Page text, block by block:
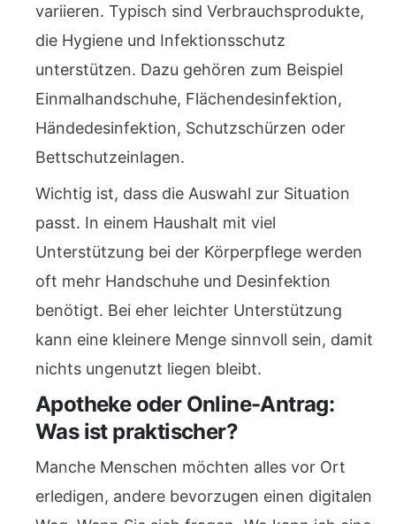
variieren. Typisch sind Verbrauchsprodukte,
die Hygiene und Infektionsschutz
unterstützen. Dazu gehören zum Beispiel
Einmalhandschuhe, Flächendesinfektion,
Händedesinfektion, Schutzschürzen oder
Bettschutzeinlagen.
Wichtig ist, dass die Auswahl zur Situation
passt. In einem Haushalt mit viel
Unterstützung bei der Körperpflege werden
oft mehr Handschuhe und Desinfektion
benötigt. Bei eher leichter Unterstützung
kann eine kleinere Menge sinnvoll sein, damit
nichts ungenutzt liegen bleibt.
Apotheke oder Online-Antrag:
Was ist praktischer?
Manche Menschen möchten alles vor Ort
erledigen, andere bevorzugen einen digitalen